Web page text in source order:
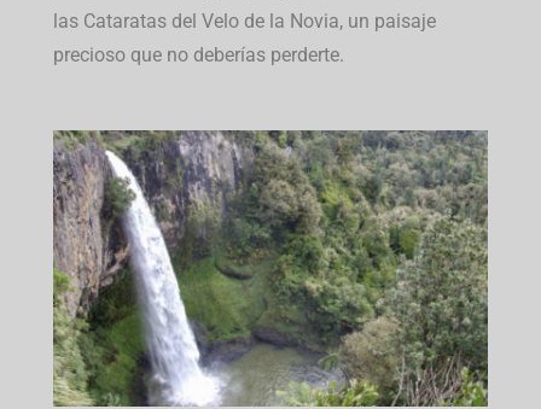
las Cataratas del Velo de la Novia, un paisaje
precioso que no deberías perderte.